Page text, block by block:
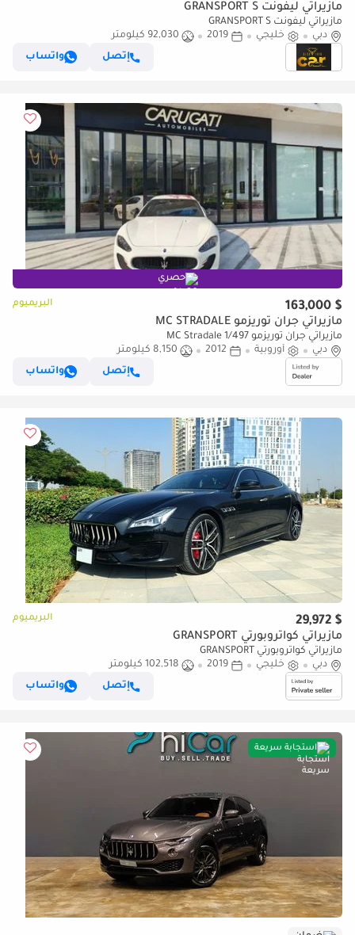
مازيراتي ليفونت GRANSPORT S
مازيراتي ليفونت GRANSPORT S
دبي
خليجي 2019
92,030 كيلومتر
إتصل
واتساب
حصري
$ 163,000 البريميوم
مازيراتي جران توريزمو MC STRADALE
مازيراتي جران توريزمو MC Stradale 1/497
دبي
أوروبية 2012
8,150 كيلومتر
إتصل
واتساب
$ 29,972 البريميوم
مازيراتي كواتروبورتي GRANSPORT
مازيراتي كواتروبورتي GRANSPORT
دبي
خليجي 2019
102,518 كيلومتر
إتصل
واتساب
استجابة سريعة